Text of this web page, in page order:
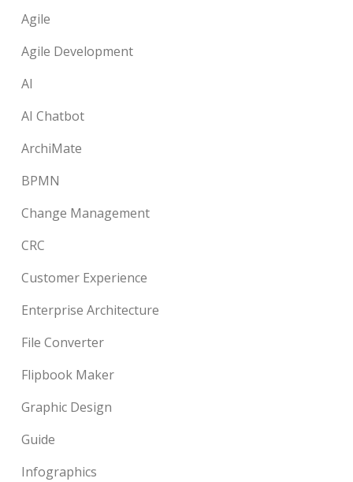
Agile
Agile Development
AI
AI Chatbot
ArchiMate
BPMN
Change Management
CRC
Customer Experience
Enterprise Architecture
File Converter
Flipbook Maker
Graphic Design
Guide
Infographics